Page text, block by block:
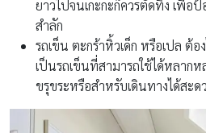
ยาวไปจนเกะกะก็ควรตัดทิ้ง เพื่อ
สำลัก
รถเข็น ตะกร้าหิ้วเด็ก หรือเปล ต้
เป็นรถเข็นที่สามารถใช้ได้หลาก
ขรุขระหรือสำหรับเดินทางได้สะด